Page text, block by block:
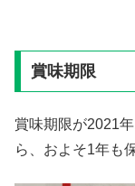
賞味期限
賞味期限が2021
ら、およそ1年も